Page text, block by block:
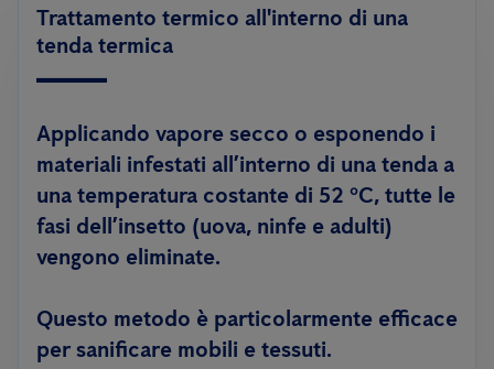
Trattamento termico all'interno di una
tenda termica
Applicando vapore secco o esponendo i
materiali infestati all’interno di una tenda a
una temperatura costante di 52 ºC, tutte le
fasi dell’insetto (uova, ninfe e adulti)
vengono eliminate.
Questo metodo è particolarmente efficace
per sanificare mobili e tessuti.